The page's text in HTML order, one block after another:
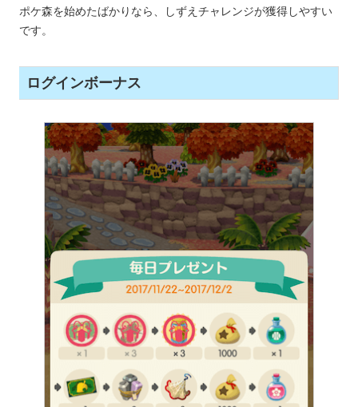
ポケ森を始めたばかりなら、しずえチャレンジが獲得しやすい
です。
ログインボーナス